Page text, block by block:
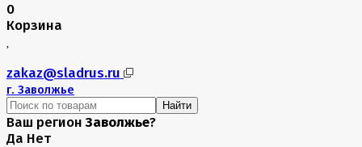
0
Корзина
zakaz@sladrus.ru
г. Заволжье
Найти
Ваш регионЗаволжье?
Да Нет